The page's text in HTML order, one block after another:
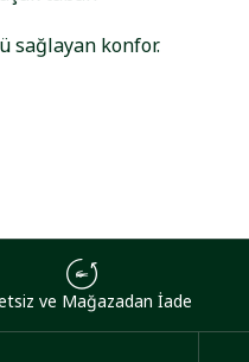
sağlayan konfor.
ve Mağazadan İade